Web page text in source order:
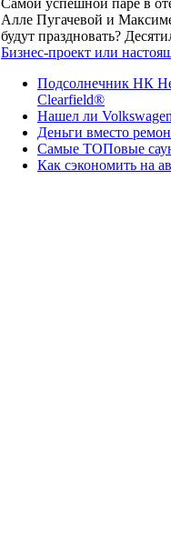
Самой успешной паре в
Алле Пугачевой и
будут праздновать?
Бизнес-проект или
Подсолнечник НК
Clearfield®
Нашел ли
Деньги вместо
Самые ТОПовые
Как сэкономить на